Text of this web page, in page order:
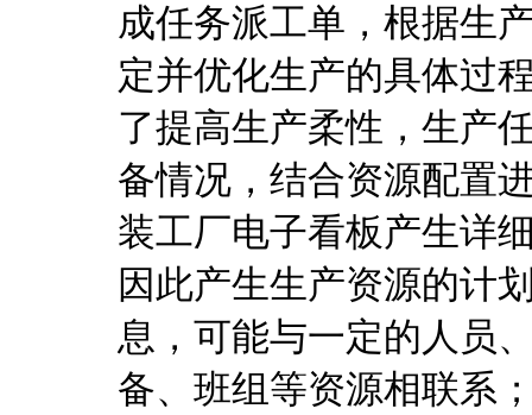
成任务派工单，根据生
定并优化生产的具体过
了提高生产柔性，生产
备情况，结合资源配置
装工厂电子看板产生详
因此产生生产资源的计
息，可能与一定的人员
备、班组等资源相联系